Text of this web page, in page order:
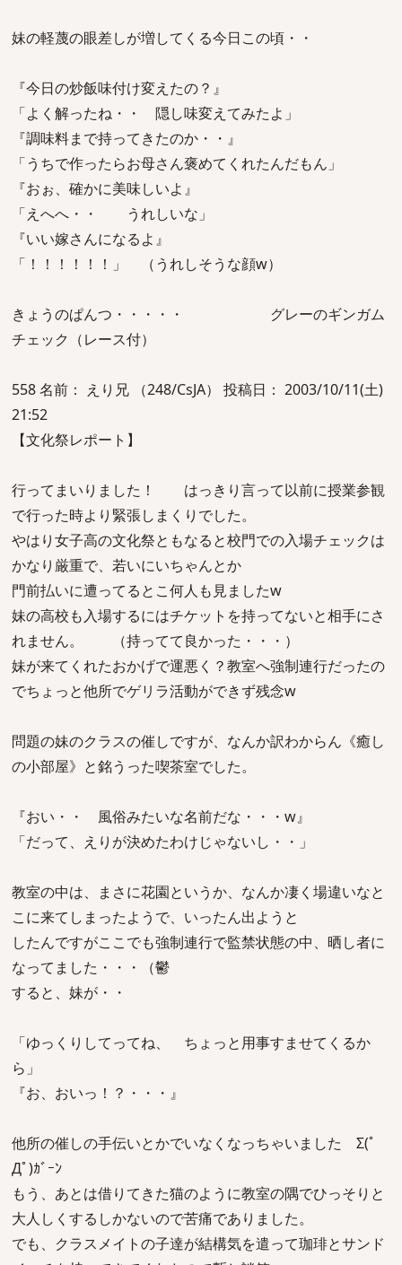
妹の軽蔑の眼差しが増してくる今日この頃・・
『今日の炒飯味付け変えたの？』
「よく解ったね・・ 隠し味変えてみたよ」
『調味料まで持ってきたのか・・』
「うちで作ったらお母さん褒めてくれたんだもん」
『おぉ、確かに美味しいよ』
「えへへ・・ うれしいな」
『いい嫁さんになるよ』
「！！！！！！」 （うれしそうな顔w）
きょうのぱんつ・・・・・ グレーのギンガム
チェック（レース付）
558 名前： えり兄 （248/CsJA） 投稿日： 2003/10/11(土)
21:52
【文化祭レポート】
行ってまいりました！ はっきり言って以前に授業参観
で行った時より緊張しまくりでした。
やはり女子高の文化祭ともなると校門での入場チェックは
かなり厳重で、若いにいちゃんとか
門前払いに遭ってるとこ何人も見ましたw
妹の高校も入場するにはチケットを持ってないと相手にさ
れません。 （持ってて良かった・・・）
妹が来てくれたおかげで運悪く？教室へ強制連行だったの
でちょっと他所でゲリラ活動ができず残念w
問題の妹のクラスの催しですが、なんか訳わからん《癒し
の小部屋》と銘うった喫茶室でした。
『おい・・ 風俗みたいな名前だな・・・w』
「だって、えりが決めたわけじゃないし・・」
教室の中は、まさに花園というか、なんか凄く場違いなと
こに来てしまったようで、いったん出ようと
したんですがここでも強制連行で監禁状態の中、晒し者に
なってました・・・（鬱
すると、妹が・・
「ゆっくりしてってね、 ちょっと用事すませてくるか
ら」
『お、おいっ！？・・・』
他所の催しの手伝いとかでいなくなっちゃいました Σ(ﾟ
Дﾟ)ｶﾞｰﾝ
もう、あとは借りてきた猫のように教室の隅でひっそりと
大人しくするしかないので苦痛でありました。
でも、クラスメイトの子達が結構気を遣って珈琲とサンド